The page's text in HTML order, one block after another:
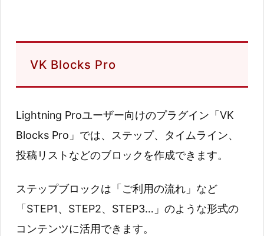
VK Blocks Pro
Lightning Proユーザー向けのプラグイン「VK
Blocks Pro」では、ステップ、タイムライン、
投稿リストなどのブロックを作成できます。
ステップブロックは「ご利用の流れ」など
「STEP1、STEP2、STEP3…」のような形式の
コンテンツに活用できます。